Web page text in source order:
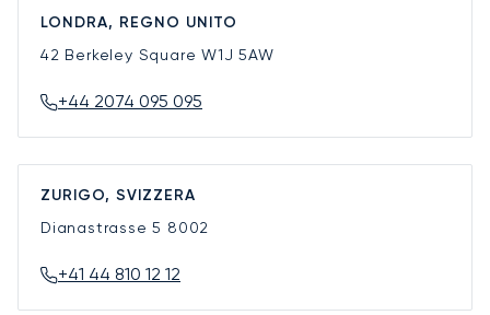
LONDRA, REGNO UNITO
42 Berkeley SquareW1J 5AW
+44 2074 095 095
ZURIGO, SVIZZERA
Dianastrasse 5 8002
+41 44 810 12 12